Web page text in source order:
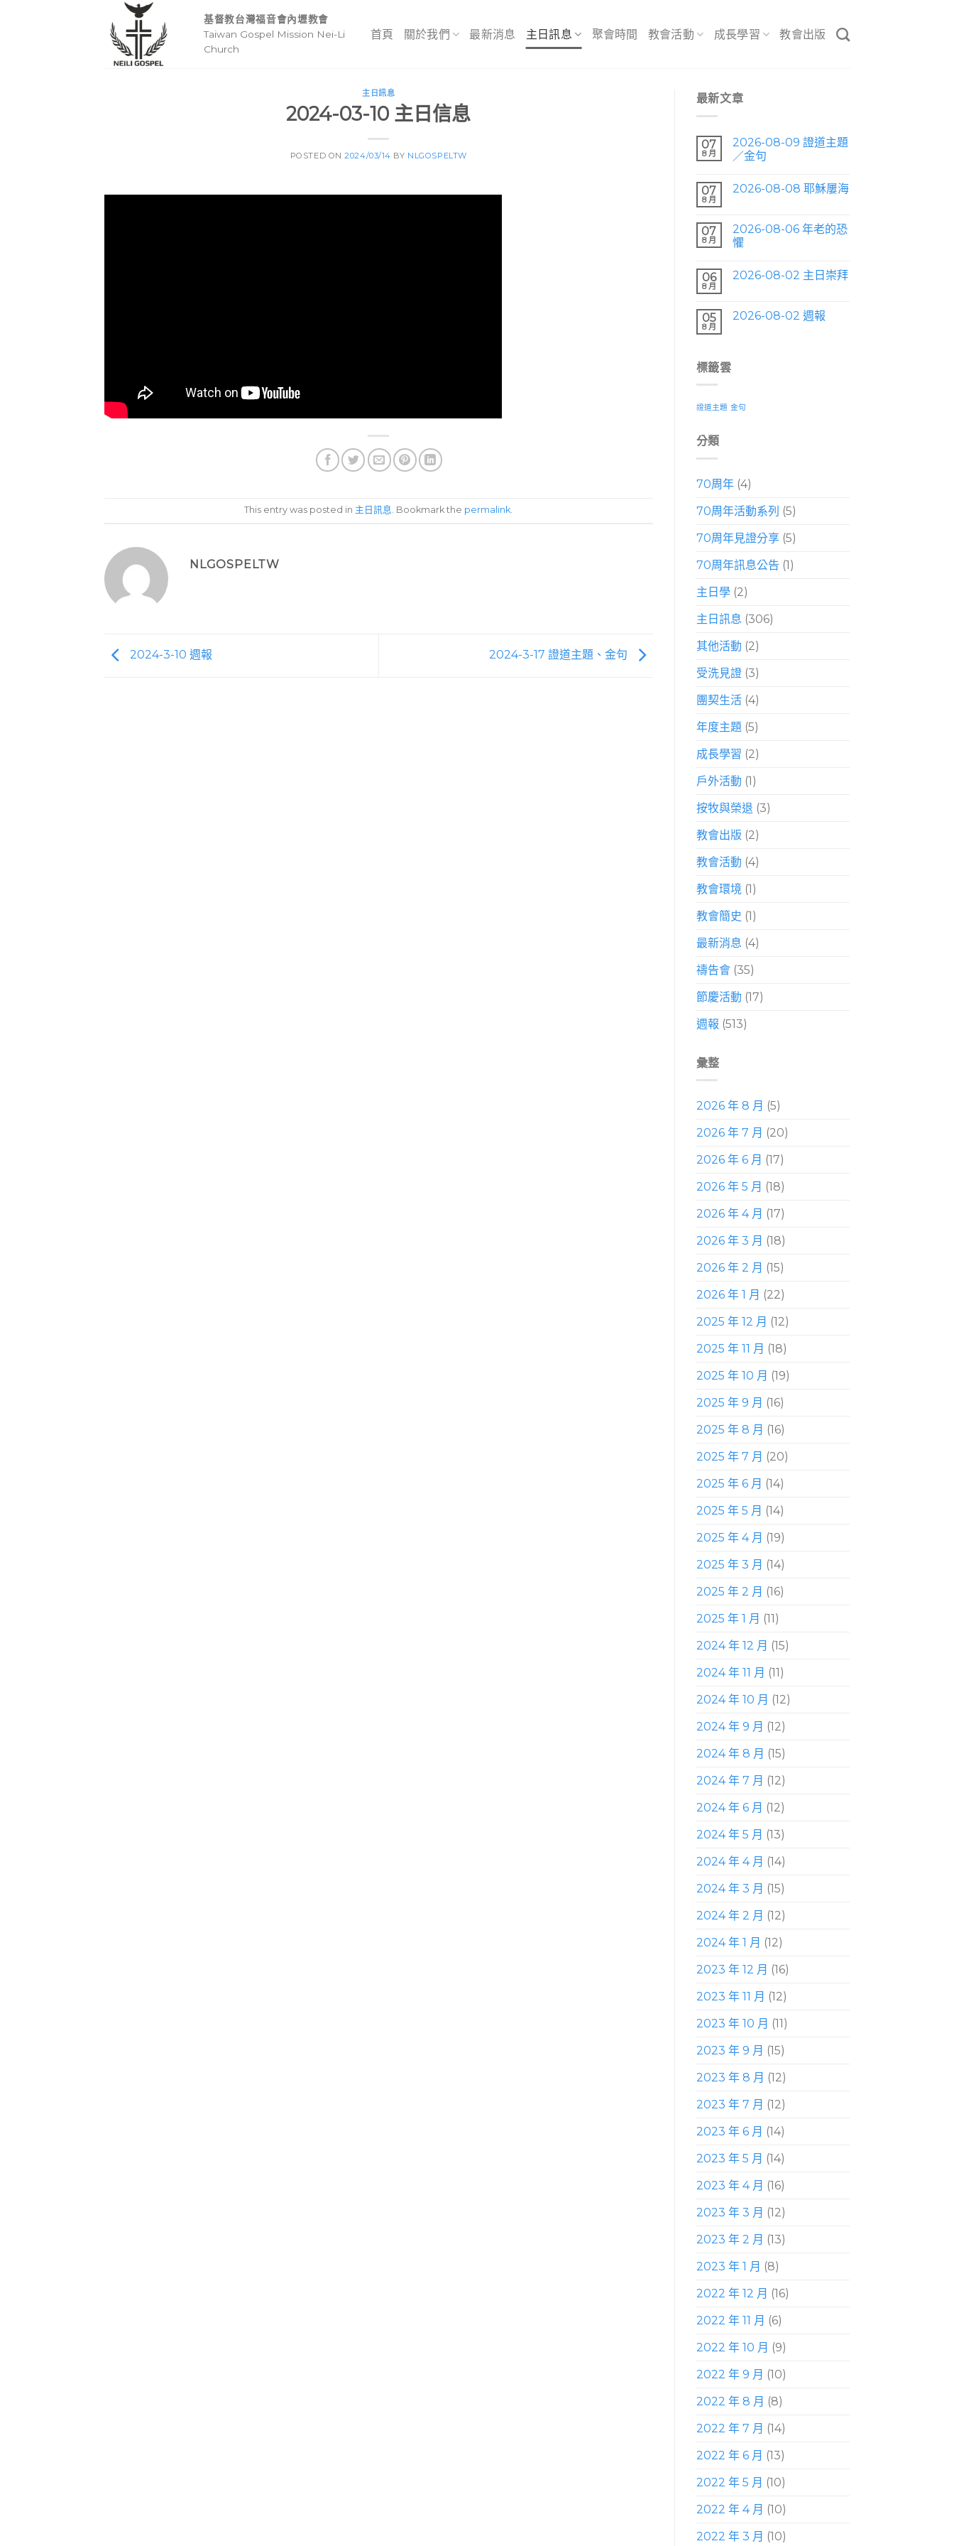
基督教台灣福音會內壢教會
Taiwan Gospel Mission Nei-Li
Church
首頁 關於我們 最新消息 主日訊息 聚會時間 教會活動 成長學習 教會出版
主日訊息
2024-03-10 主日信息
POSTED ON2024/03/14 BY NLGOSPELTW
This entry was posted in 主日訊息. Bookmark the permalink.
NLGOSPELTW
2024-3-10 週報 2024-3-17 證道主題、金句
最新文章
07
8 月
2026-08-09 證道主題
／金句
07
8 月
2026-08-08 耶穌屢海
07
8 月
2026-08-06 年老的恐
懼
06
8 月
2026-08-02 主日崇拜
05
8 月
2026-08-02 週報
標籤雲
證道主題 金句
分類
70周年(4)
70周年活動系列 (5)
70周年見證分享(5)
70周年訊息公告 (1)
主日學(2)
主日訊息 (306)
其他活動 (2)
受洗見證(3)
團契生活(4)
年度主題(5)
成長學習 (2)
戶外活動 (1)
按牧與榮退 (3)
教會出版 (2)
教會活動 (4)
教會環境 (1)
教會簡史 (1)
最新消息 (4)
禱告會(35)
節慶活動 (17)
週報 (513)
彙整
2026 年 8 月 (5)
2026 年 7 月 (20)
2026 年 6 月 (17)
2026 年 5 月 (18)
2026 年 4 月 (17)
2026 年 3 月 (18)
2026 年 2 月 (15)
2026 年 1 月 (22)
2025 年 12 月 (12)
2025 年 11 月 (18)
2025 年 10 月 (19)
2025 年 9 月 (16)
2025 年 8 月 (16)
2025 年 7 月 (20)
2025 年 6 月 (14)
2025 年 5 月 (14)
2025 年 4 月 (19)
2025 年 3 月 (14)
2025 年 2 月 (16)
2025 年 1 月 (11)
2024 年 12 月 (15)
2024 年 11 月 (11)
2024 年 10 月 (12)
2024 年 9 月 (12)
2024 年 8 月 (15)
2024 年 7 月 (12)
2024 年 6 月 (12)
2024 年 5 月 (13)
2024 年 4 月 (14)
2024 年 3 月 (15)
2024 年 2 月 (12)
2024 年 1 月 (12)
2023 年 12 月 (16)
2023 年 11 月 (12)
2023 年 10 月 (11)
2023 年 9 月 (15)
2023 年 8 月 (12)
2023 年 7 月 (12)
2023 年 6 月 (14)
2023 年 5 月 (14)
2023 年 4 月 (16)
2023 年 3 月 (12)
2023 年 2 月 (13)
2023 年 1 月 (8)
2022 年 12 月 (16)
2022 年 11 月 (6)
2022 年 10 月 (9)
2022 年 9 月 (10)
2022 年 8 月 (8)
2022 年 7 月 (14)
2022 年 6 月 (13)
2022 年 5 月 (10)
2022 年 4 月 (10)
2022 年 3 月 (10)